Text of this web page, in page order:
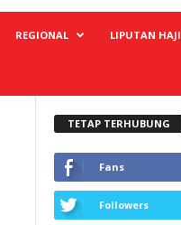
REGIONAL LIPUTAN HAJI
TETAP TERHUBUNG
Fans
Followers